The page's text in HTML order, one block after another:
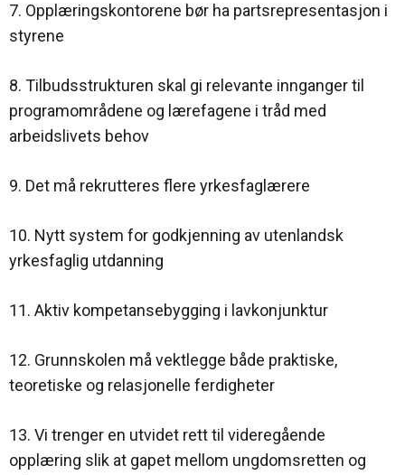
7. Opplæringskontorene bør ha partsrepresentasjon i
styrene
8. Tilbudsstrukturen skal gi relevante innganger til
programområdene og lærefagene i tråd med
arbeidslivets behov
9. Det må rekrutteres flere yrkesfaglærere
10. Nytt system for godkjenning av utenlandsk
yrkesfaglig utdanning
11. Aktiv kompetansebygging i lavkonjunktur
12. Grunnskolen må vektlegge både praktiske,
teoretiske og relasjonelle ferdigheter
13. Vi trenger en utvidet rett til videregående
opplæring slik at gapet mellom ungdomsretten og